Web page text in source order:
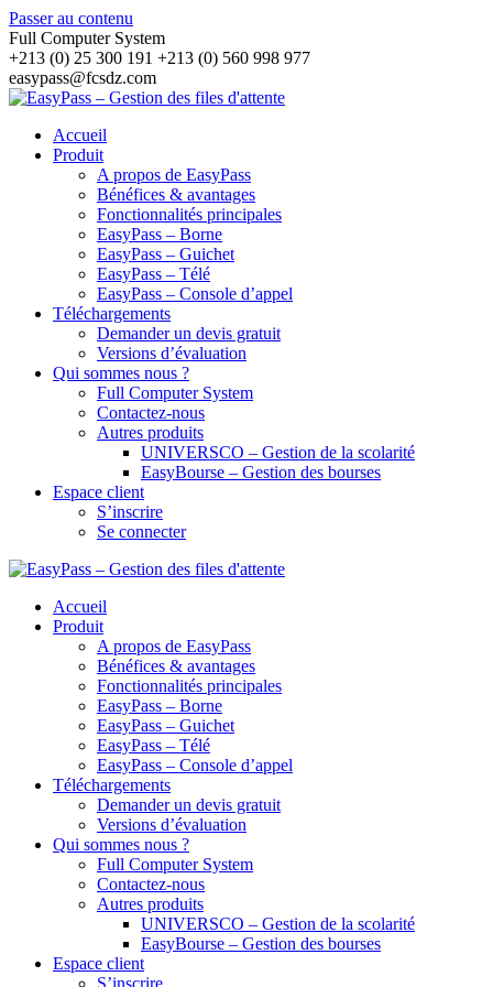
Passer au contenu
Full Computer System
+213 (0) 25 300 191 +213 (0) 560 998 977
easypass@fcsdz.com
Accueil
Produit
A propos de EasyPass
Bénéfices & avantages
Fonctionnalités principales
EasyPass – Borne
EasyPass – Guichet
EasyPass – Télé
EasyPass – Console d’appel
Téléchargements
Demander un devis gratuit
Versions d’évaluation
Qui sommes nous ?
Full Computer System
Contactez-nous
Autres produits
UNIVERSCO – Gestion de la scolarité
EasyBourse – Gestion des bourses
Espace client
S’inscrire
Se connecter
Accueil
Produit
A propos de EasyPass
Bénéfices & avantages
Fonctionnalités principales
EasyPass – Borne
EasyPass – Guichet
EasyPass – Télé
EasyPass – Console d’appel
Téléchargements
Demander un devis gratuit
Versions d’évaluation
Qui sommes nous ?
Full Computer System
Contactez-nous
Autres produits
UNIVERSCO – Gestion de la scolarité
EasyBourse – Gestion des bourses
Espace client
S’inscrire